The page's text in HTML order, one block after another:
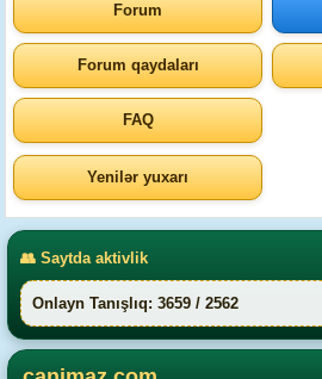
Forum
Forum qaydaları
FAQ
Yenilər yuxarı
👥 Saytda aktivlik
Onlayn Tanışlıq: 3659 / 2562